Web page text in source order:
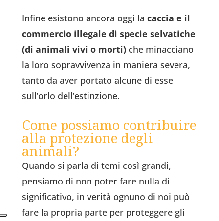
Infine esistono ancora oggi la caccia e il
commercio illegale di specie selvatiche
(di animali vivi o morti)che minacciano
la loro sopravvivenza in maniera severa,
tanto da aver portato alcune di esse
sull’orlo dell’estinzione.
Come possiamo contribuire
alla protezione degli
animali?
Quando si parla di temi così grandi,
pensiamo di non poter fare nulla di
significativo, in verità ognuno di noi può
fare la propria parte per proteggere gli